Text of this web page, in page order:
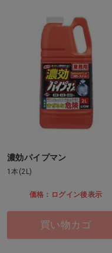
濃効パイプマン
1本(2L)
価格：ログイン後表示
買い物カゴ